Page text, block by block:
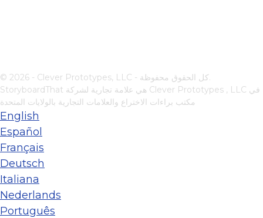
© 2026 - Clever Prototypes, LLC - كل الحقوق محفوظة.
Clever Prototypes , LLC
مكتب براءات الاختراع والعلامات التجارية بالولايات المتحدة
English
Español
Français
Deutsch
Italiana
Nederlands
Português